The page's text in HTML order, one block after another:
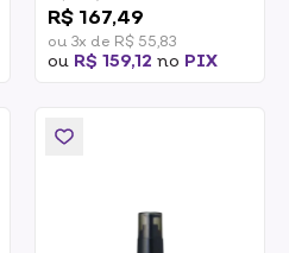
R$ 167,49
ou 3x de R$ 55,83
ou R$ 159,12 no PIX